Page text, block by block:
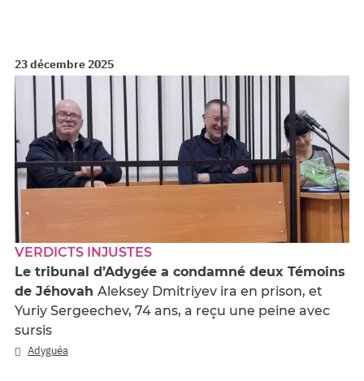
23 décembre 2025
VERDICTS INJUSTES
Le tribunal d’Adygée a condamné deux Témoins
de Jéhovah Aleksey Dmitriyev ira en prison, et
Yuriy Sergeechev, 74 ans, a reçu une peine avec
sursis
Adyguéa